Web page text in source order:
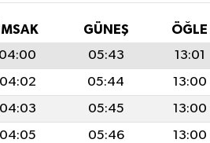
İMSAK GÜNEŞ ÖĞLE
04:00 05:43 13:01
04:02 05:44 13:00
04:03 05:45 13:00
04:05 05:46 13:00